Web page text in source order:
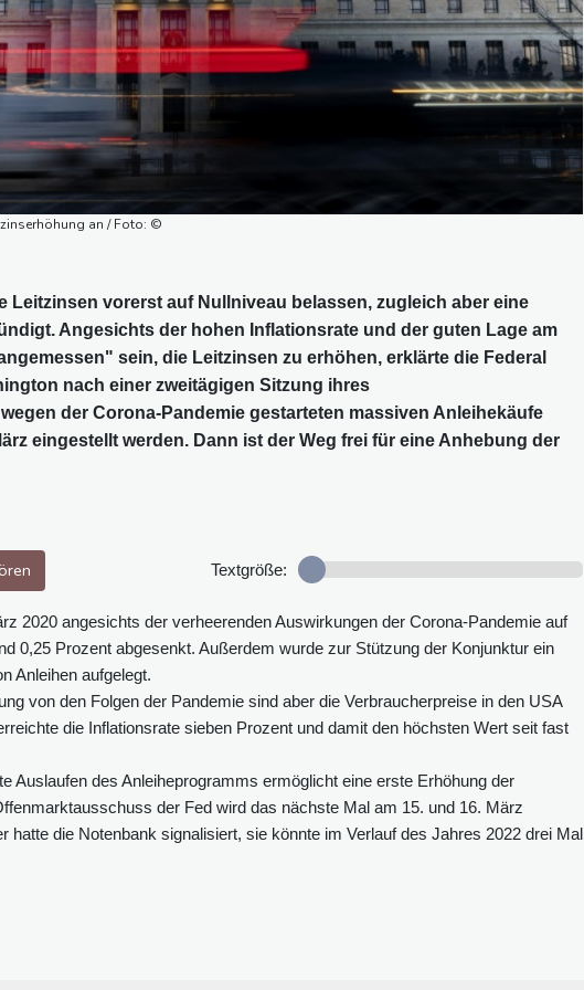
an / Foto: ©
Leitzinsen vorerst auf Nullniveau belassen, zugleich aber eine
Angesichts der hohen Inflationsrate und der guten Lage am
sein, die Leitzinsen zu erhöhen, erklärte die Federal
nach einer zweitägigen Sitzung ihres
der Corona-Pandemie gestarteten massiven Anleihekäufe
eingestellt werden. Dann ist der Weg frei für eine Anhebung der
Textgröße:
2020 angesichts der verheerenden Auswirkungen der Corona-Pandemie auf
0,25 Prozent abgesenkt. Außerdem wurde zur Stützung der Konjunktur ein
Anleihen aufgelegt.
von den Folgen der Pandemie sind aber die Verbraucherpreise in den USA
die Inflationsrate sieben Prozent und damit den höchsten Wert seit fast
Auslaufen des Anleiheprogramms ermöglicht eine erste Erhöhung der
der Fed wird das nächste Mal am 15. und 16. März
die Notenbank signalisiert, sie könnte im Verlauf des Jahres 2022 drei Mal